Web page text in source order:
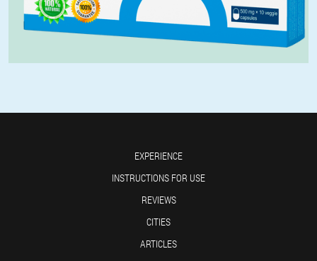
EXPERIENCE
INSTRUCTIONS FOR USE
REVIEWS
CITIES
ARTICLES